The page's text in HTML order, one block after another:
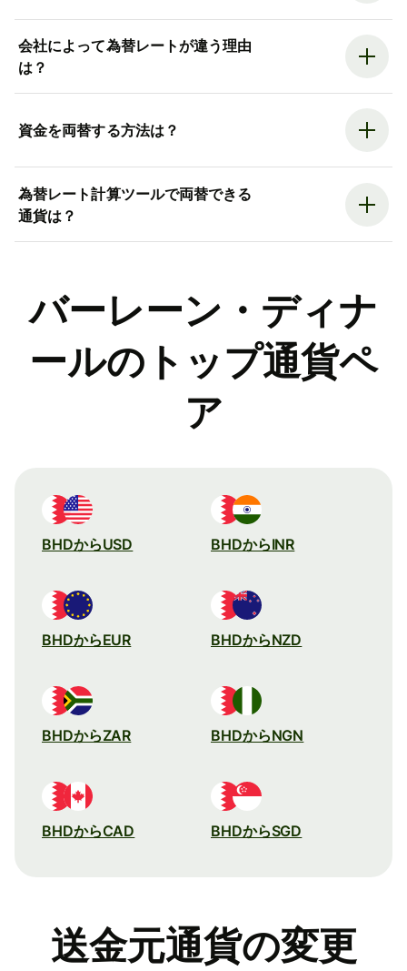
会社によって為替レートが違う理由
は？
資金を両替する方法は？
為替レート計算ツールで両替できる
通貨は？
バーレーン・ディナ
ールのトップ通貨ペ
ア
BHDからUSD BHDからINR
BHDからEUR BHDからNZD
BHDからZAR BHDからNGN
BHDからCAD BHDからSGD
送金元通貨の変更